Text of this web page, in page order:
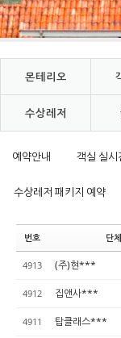
몬테리오
수상레저
예약안내 객실 실시
수상레저 패키지 예약
번호 단
4913 (주)현***
4912 집앤사***
4911 탑클래스***